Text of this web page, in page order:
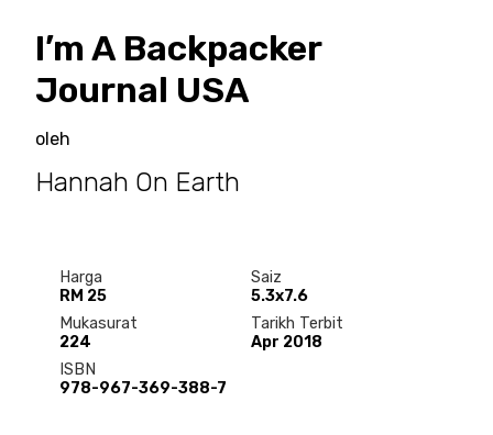
I’m A Backpacker
Journal USA
oleh
Hannah On Earth
Harga
RM 25
Saiz
5.3x7.6
Mukasurat
224
Tarikh Terbit
Apr 2018
ISBN
978-967-369-388-7